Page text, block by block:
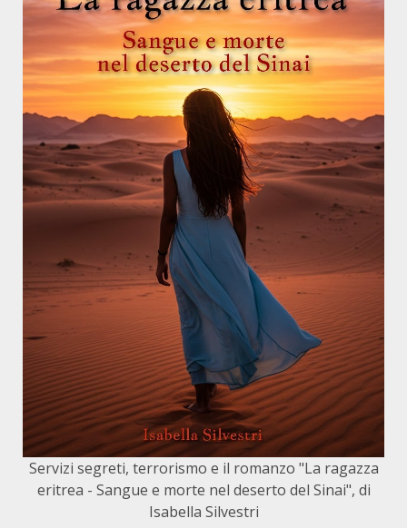
Servizi segreti, terrorismo e il romanzo "La ragazza
eritrea - Sangue e morte nel deserto del Sinai", di
Isabella Silvestri